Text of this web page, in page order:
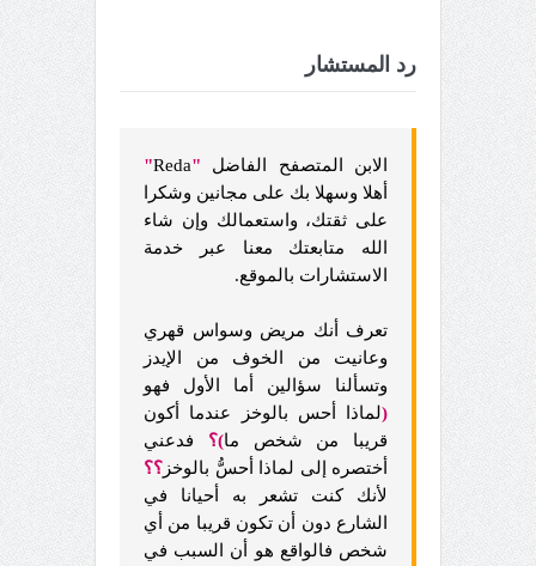
رد المستشار
الابن المتصفح الفاضل "
Reda
"
أهلا وسهلا بك على مجانين وشكرا
على ثقتك، واستعمالك وإن شاء
الله متابعتك معنا عبر خدمة
الاستشارات بالموقع.
تعرف أنك مريض وسواس قهري
وعانيت من الخوف من الإيدز
وتسألنا سؤالين أما الأول فهو
(لماذا أحس بالوخز عندما أكون
قريبا من شخص ما)؟
فدعني
أختصره إلى لماذا أحسُّ بالوخز ؟؟
لأنك كنت تشعر به أحيانا في
الشارع دون أن تكون قريبا من أي
شخص فالواقع هو أن السبب في